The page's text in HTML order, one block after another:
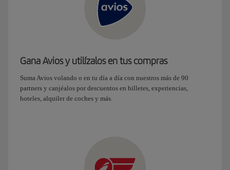
Gana Avios y utilízalos en tus compras
Suma Avios volando o en tu día a día con nuestros más de 90
partners y canjéalos por descuentos en billetes, experiencias,
hoteles, alquiler de coches y más.